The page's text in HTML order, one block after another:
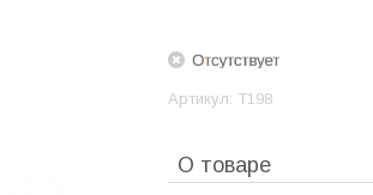
Артикул: T198
О товаре